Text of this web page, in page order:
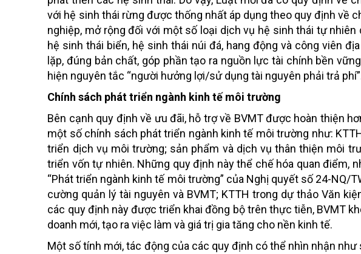
với hệ sinh thái rừng được thống nhất áp dụng theo quy định về
nghiệp, mở rộng đối với một số loại dịch vụ hệ sinh thái tự
hệ sinh thái biển, hệ sinh thái núi đá, hang động và công viên
lặp, đúng bản chất, góp phần tạo ra nguồn lực tài chính bền
hiện nguyên tắc “người hưởng lợi/sử dụng tài nguyên phải trả
Chính sách phát triển ngành kinh tế môi trường
Bên cạnh quy định về ưu đãi, hỗ trợ về BVMT được hoàn thiện
một số chính sách phát triển ngành kinh tế môi trường như:
triển dịch vụ môi trường; sản phẩm và dịch vụ thân thiện môi
triển vốn tự nhiên. Những quy định này thể chế hóa quan điểm,
“Phát triển ngành kinh tế môi trường” của Nghị quyết số 24-NQ/
cường quản lý tài nguyên và BVMT; KTTH trong dự thảo Văn
các quy định này được triển khai đồng bộ trên thực tiễn, BVMT
doanh mới, tạo ra việc làm và giá trị gia tăng cho nền kinh tế.
Một số tính mới, tác động của các quy định có thể nhìn nhận